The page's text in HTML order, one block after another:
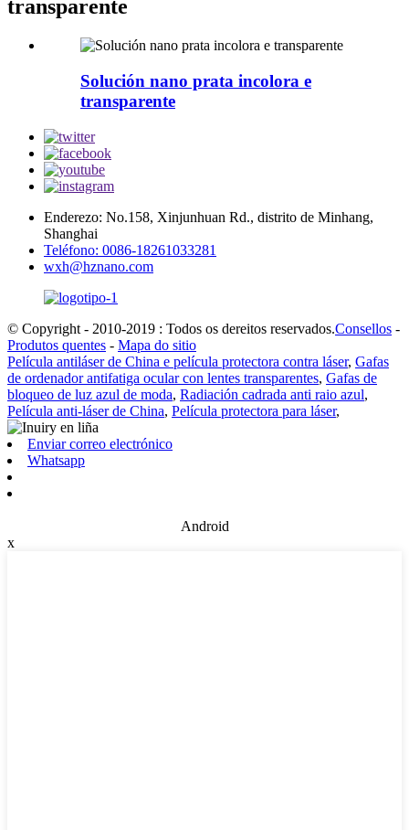
transparente
Solución nano prata incolora e
transparente
Enderezo: No.158, Xinjunhuan Rd., distrito de Minhang,
Shanghai
Teléfono: 0086-18261033281
wxh@hznano.com
© Copyright - 2010-2019 : Todos os dereitos reservados.Consellos -
Produtos quentes - Mapa do sitio
Película antiláser de China e película protectora contra láser, Gafas
de ordenador antifatiga ocular con lentes transparentes, Gafas de
bloqueo de luz azul de moda, Radiación cadrada anti raio azul,
Película anti-láser de China, Película protectora para láser,
Enviar correo electrónico
Whatsapp
Android
x